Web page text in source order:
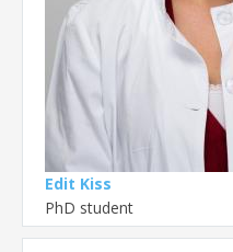
Edit Kiss
PhD student